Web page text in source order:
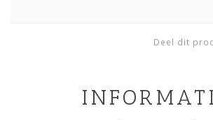
Deel dit